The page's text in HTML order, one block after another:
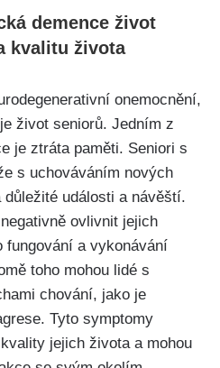
demence život
kvalitu života
onemocnění,
život seniorů. Jedním z
je ztráta paměti. Seniori s
s uchováváním nových
události a návěští.
ovlivnit jejich
fungování a vykonávání
toho mohou lidé s
chování, jako je
Tyto symptomy
jejich života a mohou